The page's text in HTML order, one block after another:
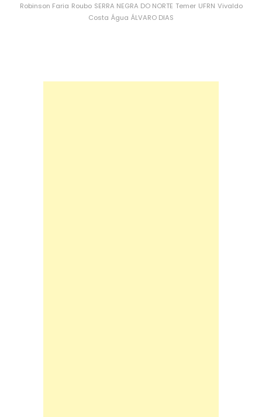
Robinson Faria Roubo SERRA NEGRA DO NORTE Temer UFRN Vivaldo
Costa Água ÁLVARO DIAS